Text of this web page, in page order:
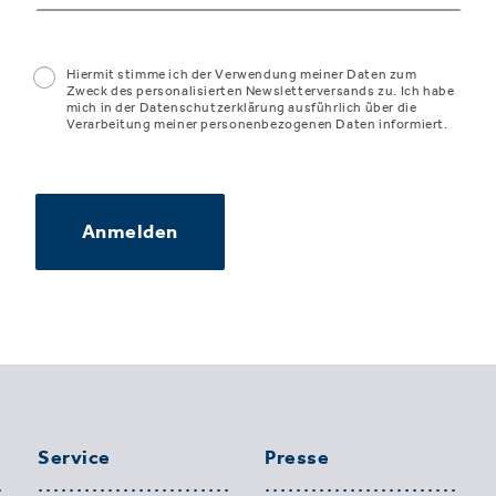
Hiermit stimme ich der Verwendung meiner Daten zum
Zweck des personalisierten Newsletterversands zu. Ich habe
mich in der Datenschutzerklärung ausführlich über die
Verarbeitung meiner personenbezogenen Daten informiert.
Anmelden
Service Presse